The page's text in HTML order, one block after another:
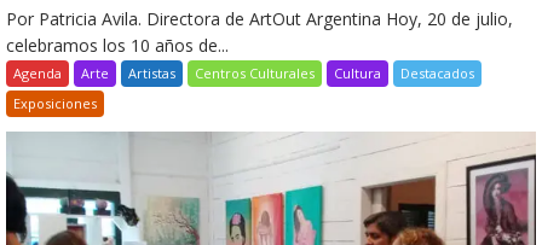
Por Patricia Avila. Directora de ArtOut Argentina Hoy, 20 de julio,
celebramos los 10 años de...
Agenda Arte Artistas Centros Culturales Cultura
Destacados
Exposiciones